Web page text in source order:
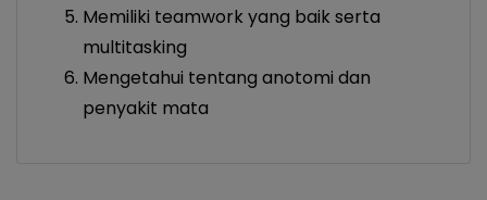
Memiliki teamwork yang baik serta
multitasking
Mengetahui tentang anotomi dan
penyakit mata